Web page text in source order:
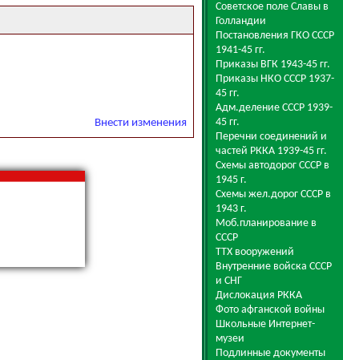
Внести изменения
Советское поле Славы в
Голландии
Постановления ГКО СССР
1941-45 гг.
Приказы ВГК 1943-45 гг.
Приказы НКО СССР 1937-
45 гг.
Адм.деление СССР 1939-
45 гг.
Перечни соединений и
частей РККА 1939-45 гг.
Схемы автодорог СССР в
1945 г.
Схемы жел.дорог СССР в
1943 г.
Моб.планирование в
СССР
ТТХ вооружений
Внутренние войска СССР
и СНГ
Дислокация РККА
Фото афганской войны
Школьные Интернет-
музеи
Подлинные документы